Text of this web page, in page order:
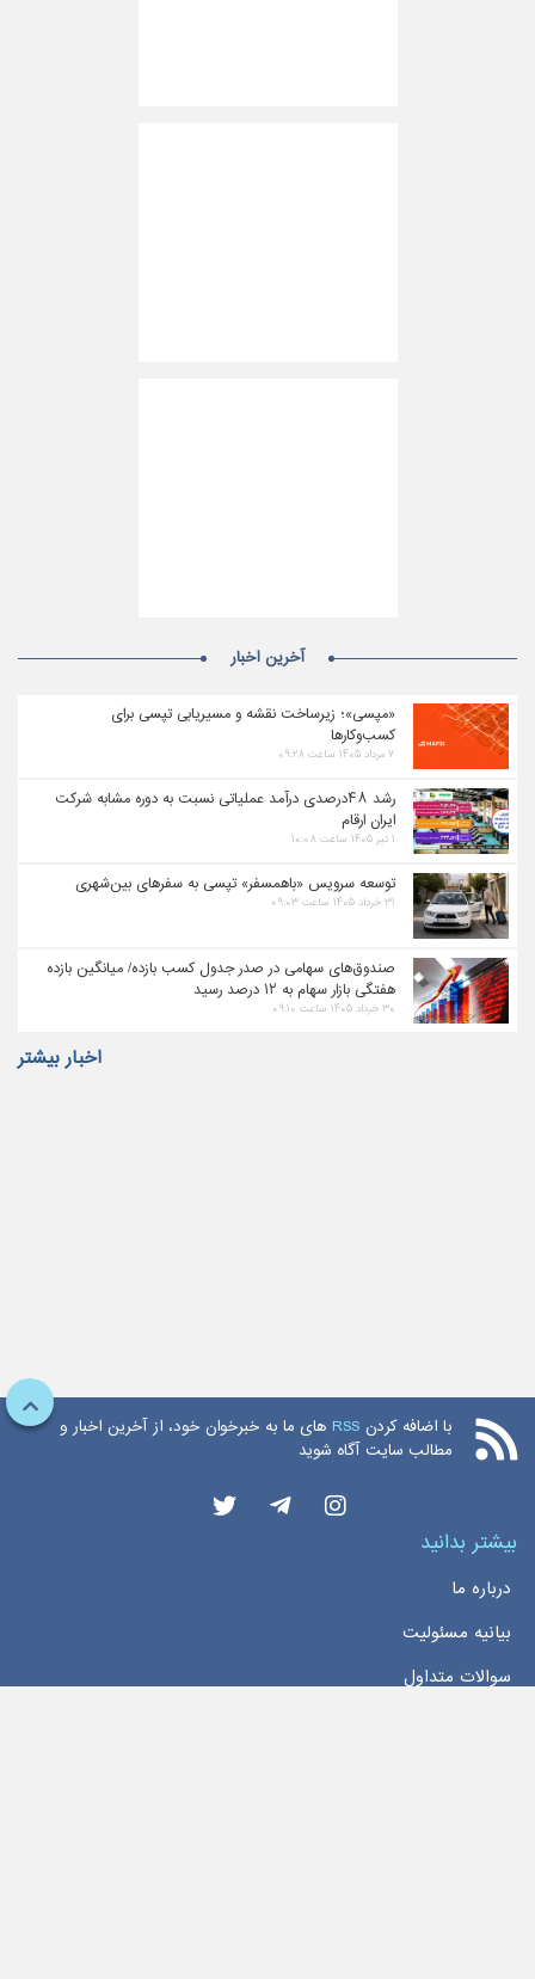
آخرین اخبار
«مپسی»؛ زیرساخت نقشه و مسیریابی تپسی برای
کسب‌وکارها
۷ مرداد ۱۴۰۵ ساعت ۰۹:۲۸
رشد ۴۸درصدی درآمد عملیاتی نسبت به دوره مشابه شرکت
ایران ارقام
۱ تیر ۱۴۰۵ ساعت ۱۰:۰۸
توسعه سرویس «باهمسفر» تپسی به سفرهای بین‌شهری
۳۱ خرداد ۱۴۰۵ ساعت ۰۹:۰۳
صندوق‌های سهامی در صدر جدول کسب بازده/ میانگین بازده
هفتگی بازار سهام به ۱۲ درصد رسید
۳۰ خرداد ۱۴۰۵ ساعت ۰۹:۱۰
اخبار بیشتر
با اضافه کردن RSS های ما به خبرخوان خود، از آخرین اخبار و
مطالب سایت آگاه شوید
بیشتر بدانید
درباره ما
بیانیه مسئولیت
سوالات متداول